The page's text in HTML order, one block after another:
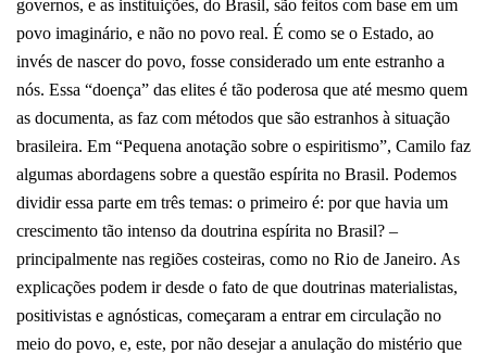
governos, e as instituições, do Brasil, são feitos com base em um
povo imaginário, e não no povo real. É como se o Estado, ao
invés de nascer do povo, fosse considerado um ente estranho a
nós. Essa “doença” das elites é tão poderosa que até mesmo quem
as documenta, as faz com métodos que são estranhos à situação
brasileira. Em “Pequena anotação sobre o espiritismo”, Camilo faz
algumas abordagens sobre a questão espírita no Brasil. Podemos
dividir essa parte em três temas: o primeiro é: por que havia um
crescimento tão intenso da doutrina espírita no Brasil? –
principalmente nas regiões costeiras, como no Rio de Janeiro. As
explicações podem ir desde o fato de que doutrinas materialistas,
positivistas e agnósticas, começaram a entrar em circulação no
meio do povo, e, este, por não desejar a anulação do mistério que